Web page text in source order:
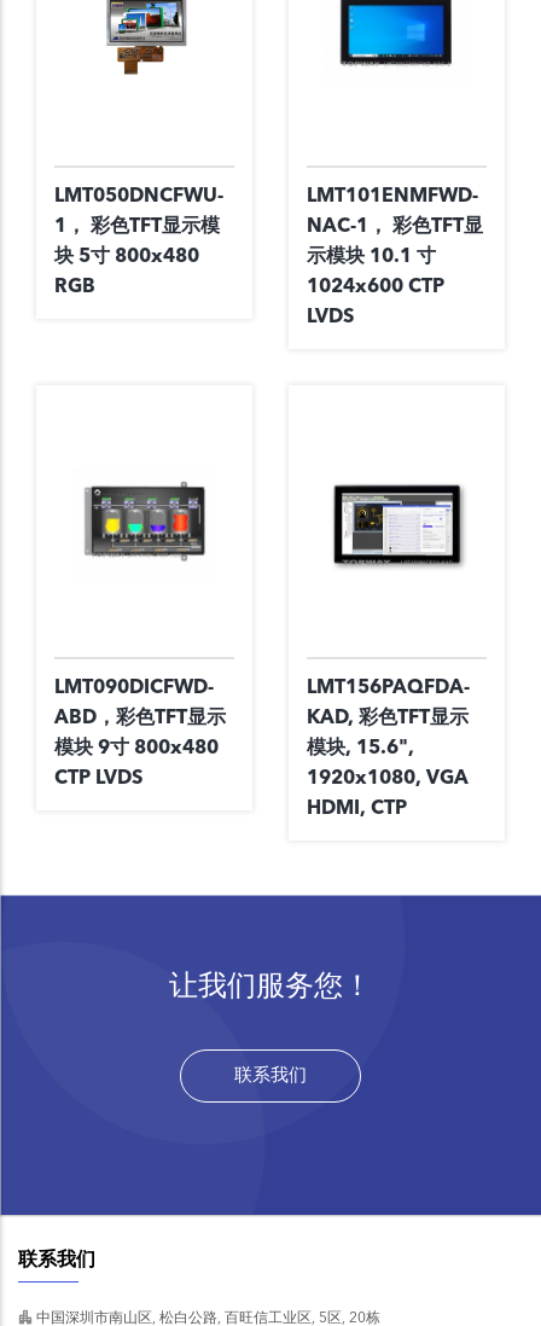
LMT050DNCFWU-
1， 彩色TFT显示模
块 5寸 800x480
RGB
LMT101ENMFWD-
NAC-1， 彩色TFT显
示模块 10.1 寸
1024x600 CTP
LVDS
LMT090DICFWD-
ABD，彩色TFT显示
模块 9寸 800x480
CTP LVDS
LMT156PAQFDA-
KAD, 彩色TFT显示
模块, 15.6",
1920x1080, VGA
HDMI, CTP
让我们服务您！
联系我们
联系我们
中国深圳市南山区, 松白公路, 百旺信工业区, 5区, 20栋